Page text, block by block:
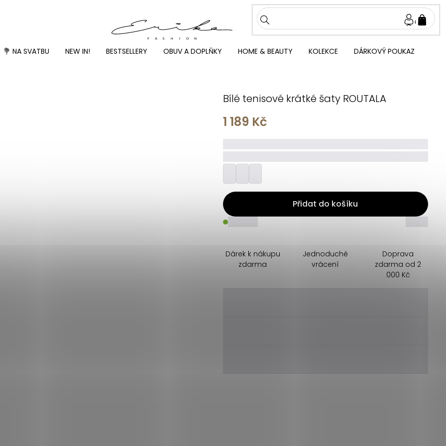
💐 NA SVATBU NEW IN! BESTSELLERY OBUV A DOPLŇKY HOME & BEAUTY KOLEKCE DÁRKOVÝ POUKAZ
Bílé tenisové krátké šaty ROUTALA
1 189 Kč
Přidat do košíku
_____
Dárek k nákupu
zdarma
Jednoduché
vrácení
Doprava
zdarma od 2
000 Kč